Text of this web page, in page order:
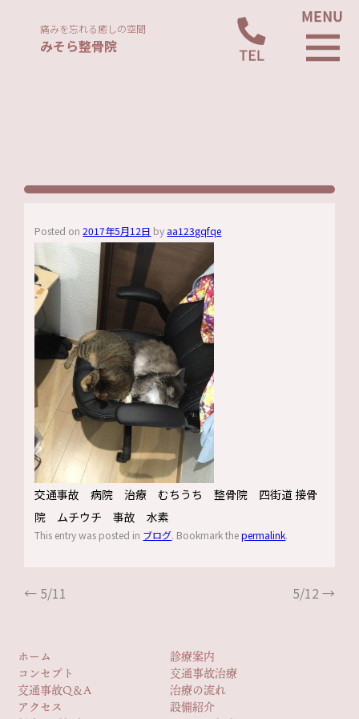
痛みを忘れる癒しの空間
みそら整骨院
Posted on 2017年5月12日 by aa123gqfqe
交通事故 病院 治療 むちうち 整骨院 四街道 接骨
院 ムチウチ 事故 水素
This entry was posted in ブログ. Bookmark thepermalink.
← 5/11 5/12 →
ホーム
診療案内
コンセプト
交通事故治療
交通事故Q＆A
治療の流れ
アクセス
設備紹介